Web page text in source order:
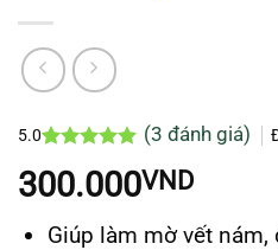
5.0
dựa trên
đánh giá
(3 đánh giá)
300.000VND
Giúp làm mờ vết